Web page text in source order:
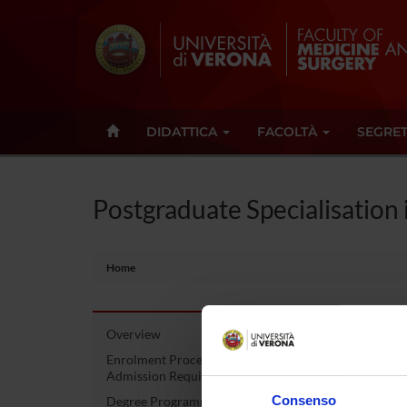
Consenso
DIDATTICA FACOLTÀ
Postgraduate
Home
Overview
Enrolment Procedures and
Admission Requirements
Degree Programme